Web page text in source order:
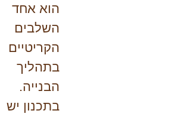
הוא אחד
השלבים
הקריטיים
בתהליך
הבנייה.
בתכנון יש